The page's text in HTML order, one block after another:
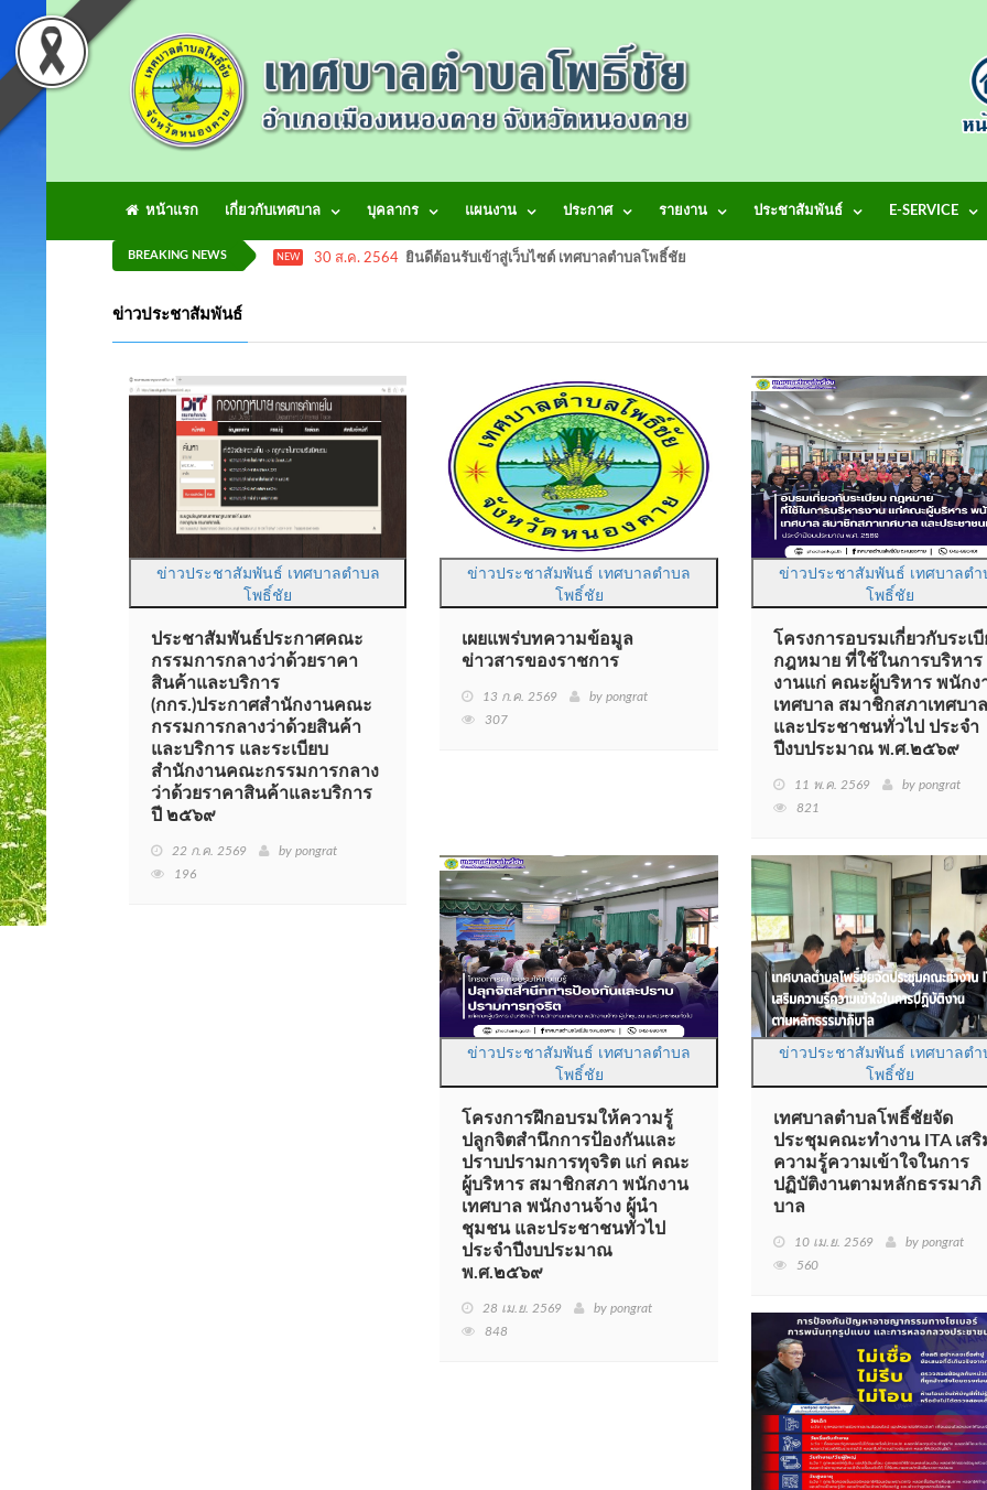
หน้าแรก เกี่ยวกับเทศบาล บุคลากร แผนงาน ประกาศ รายงาน ประชาสัมพันธ์ E-SERVICE
BREAKING NEWS NEW 30 ส.ค. 2564 ยินดีต้อนรับเข้าสู่เว็บไซต์ เทศบาลตำบลโพธิ์ชัย
ข่าวประชาสัมพันธ์
ข่าวประชาสัมพันธ์ เทศบาลตำบล
โพธิ์ชัย
ประชาสัมพันธ์ประกาศคณะ
กรรมการกลางว่าด้วยราคา
สินค้าและบริการ
(กกร.)ประกาศสำนักงานคณะ
กรรมการกลางว่าด้วยสินค้า
และบริการ และระเบียบ
สำนักงานคณะกรรมการกลาง
ว่าด้วยราคาสินค้าและบริการ
ปี ๒๕๖๙
22 ก.ค. 2569
by pongrat
196
ข่าวประชาสัมพันธ์ เทศบาลตำบล
โพธิ์ชัย
เผยแพร่บทความข้อมูล
ข่าวสารของราชการ
13 ก.ค. 2569
by pongrat
307
ข่าวประชาสัมพันธ์ เทศบาลตำ
โพธิ์ชัย
โครงการอบรมเกี่ยวกับระเ
กฎหมาย ที่ใช้ในการบริหาร
งานแก่ คณะผู้บริหาร พนักง
เทศบาล สมาชิกสภาเทศบาล
และประชาชนทั่วไป ประจำ
ปีงบประมาณ พ.ศ.๒๕๖๙
11 พ.ค. 2569
by pongrat
821
ข่าวประชาสัมพันธ์ เทศบาลตำบล
โพธิ์ชัย
โครงการฝึกอบรมให้ความรู้
ปลูกจิตสำนึกการป้องกันและ
ปราบปรามการทุจริต แก่ คณะ
ผู้บริหาร สมาชิกสภา พนักงาน
เทศบาล พนักงานจ้าง ผู้นำ
ชุมชน และประชาชนทั่วไป
ประจำปีงบประมาณ
พ.ศ.๒๕๖๙
28 เม.ย. 2569
by pongrat
848
ข่าวประชาสัมพันธ์ เทศบาลตำ
โพธิ์ชัย
เทศบาลตำบลโพธิ์ชัยจัด
ประชุมคณะทำงาน ITA เสริ
ความรู้ความเข้าใจในการ
ปฏิบัติงานตามหลักธรรมาภิ
บาล
10 เม.ย. 2569
by pongrat
560